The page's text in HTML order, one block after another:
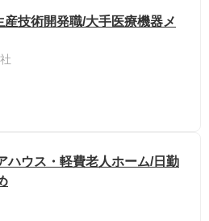
産技術開発職/大手医療機器メ
ハウス・軽費老人ホーム/日勤